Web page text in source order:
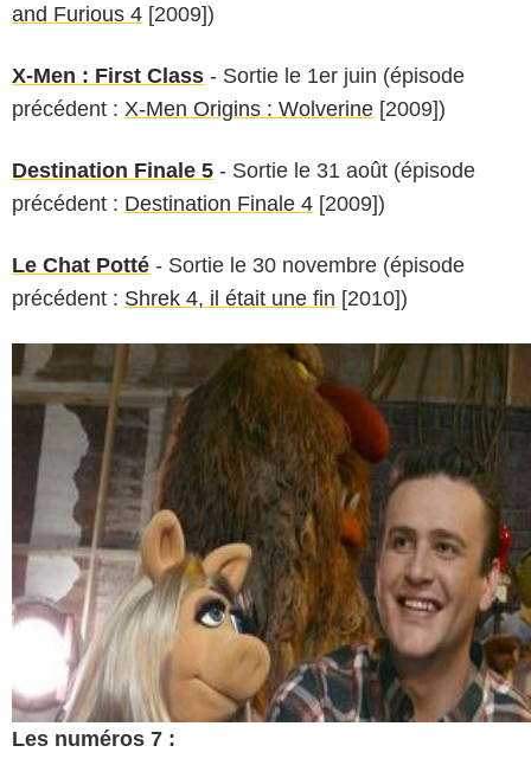
and Furious 4 [2009])
X-Men : First Class - Sortie le 1er juin (épisode
précédent : X-Men Origins : Wolverine [2009])
Destination Finale 5 - Sortie le 31 août (épisode
précédent : Destination Finale 4 [2009])
Le Chat Potté - Sortie le 30 novembre (épisode
précédent : Shrek 4, il était une fin [2010])
Les numéros 7 :